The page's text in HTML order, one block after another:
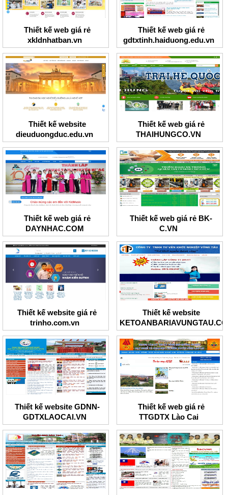
Thiết kế web giá rẻ
xkldnhatban.vn
Thiết kế web giá rẻ
gdtxtinh.haiduong.edu.vn
Thiết kế website
dieuduongduc.edu.vn
Thiết kế web giá rẻ
THAIHUNGCO.VN
Thiết kế web giá rẻ
DAYNHAC.COM
Thiết kế web giá rẻ BK-
C.VN
Thiết kế website giá rẻ
trinho.com.vn
Thiết kế website
Thiết kế website GDNN-
GDTXLAOCAI.VN
Thiết kế web giá rẻ
TTGDTX Lào Cai